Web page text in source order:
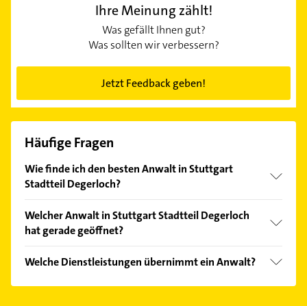
Ihre Meinung zählt!
Was gefällt Ihnen gut?
Was sollten wir verbessern?
Jetzt Feedback geben!
Häufige Fragen
Wie finde ich den besten Anwalt in Stuttgart
Stadtteil Degerloch?
Kundenmeinungen und profitieren Sie von den
Empfehlungen. Die Suchergebnisse können Sie sich
Welcher Anwalt in Stuttgart Stadtteil Degerloch
hat gerade geöffnet?
Bitte beachten Sie, dass diese an Sonn- und
Feiertagen abweichen können.
Welche Dienstleistungen übernimmt ein Anwalt?
Folgende Leistungen werden angeboten: